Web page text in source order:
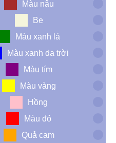
Màu nâu
Be
Màu xanh lá
Màu xanh da trời
Màu tím
Màu vàng
Hồng
Màu đỏ
Quả cam